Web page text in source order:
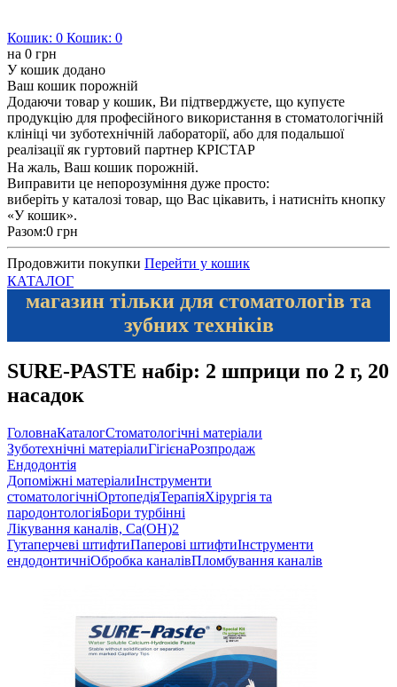
Кошик: 0 Кошик: 0
на 0 грн
У кошик додано
Ваш кошик порожній
Додаючи товар у кошик, Ви підтверджуєте, що купуєте
продукцію для професійного використання в стоматологічній
клініці чи зуботехнічній лабораторії, або для подальшої
реалізації як гуртовий партнер КРІСТАР
На жаль, Ваш кошик порожній.
Виправити це непорозуміння дуже просто:
виберіть у каталозі товар, що Вас цікавить, і натисніть кнопку
«У кошик».
Разом:0 грн
Продовжити покупки Перейти у кошик
КАТАЛОГ
магазин тільки для стоматологів та
зубних техніків
SURE-PASTE набір: 2 шприци по 2 г, 20
насадок
ГоловнаКаталогСтоматологічні матеріали
Зуботехнічні матеріалиГігієнаРозпродаж
Ендодонтія
Допоміжні матеріалиІнструменти
стоматологічніОртопедіяТерапіяХірургія та
пародонтологіяБори турбінні
Лікування каналів, Ca(OH)2
Гутаперчеві штифтиПаперові штифтиІнструменти
ендодонтичніОбробка каналівПломбування каналів